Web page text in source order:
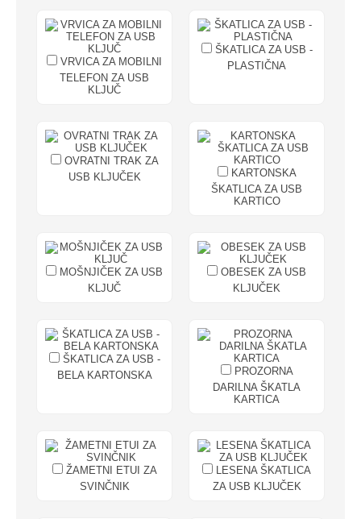
VRVICA ZA MOBILNI
TELEFON ZA USB
KLJUČ
ŠKATLICA ZA USB -
PLASTIČNA
OVRATNI TRAK ZA
USB KLJUČEK
KARTONSKA
ŠKATLICA ZA USB
KARTICO
MOŠNJIČEK ZA USB
KLJUČ
OBESEK ZA USB
KLJUČEK
ŠKATLICA ZA USB -
BELA KARTONSKA
PROZORNA
DARILNA ŠKATLA
KARTICA
ŽAMETNI ETUI ZA
SVINČNIK
LESENA ŠKATLICA
ZA USB KLJUČEK